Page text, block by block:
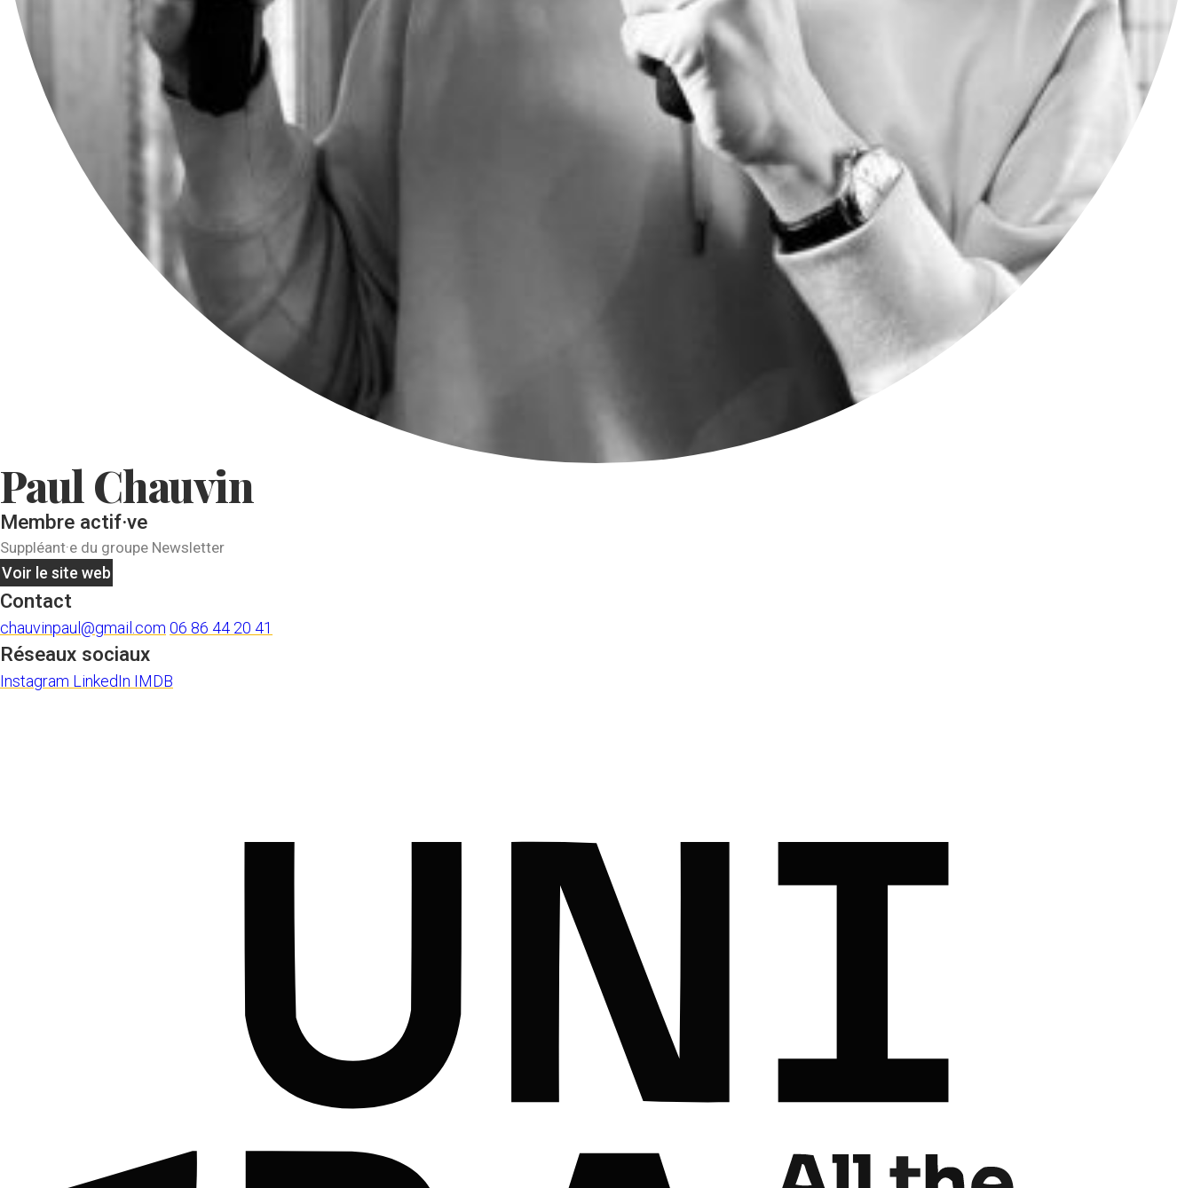
Paul Chauvin
Membre actif·ve
Suppléant·e du groupe Newsletter
Voir le site web
Contact
chauvinpaul@gmail.com 06 86 44 20 41
Réseaux sociaux
Instagram LinkedIn IMDB